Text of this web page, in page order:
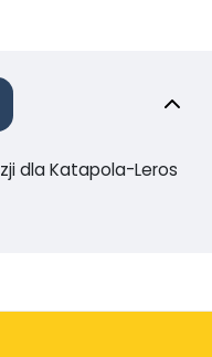
dla Katapola-Leros